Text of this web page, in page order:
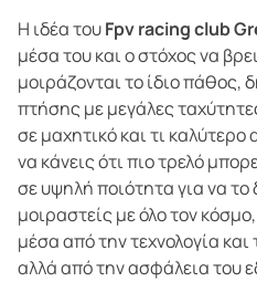
Η ιδέα τουFpv racing club
μέσα του και ο στόχος να
μοιράζονται το ίδιο πάθος,
πτήσης με μεγάλες
σε μαχητικό και τι
να κάνεις ότι πιο τρελό
σε υψηλή ποιότητα για να το
μοιραστείς με όλο τον
μέσα από την τεχνολογία
αλλά από την ασφάλεια του